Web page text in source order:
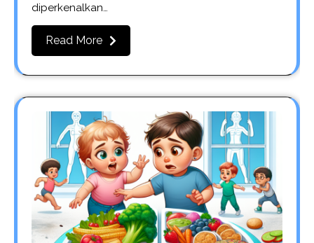
diperkenalkan…
Read More